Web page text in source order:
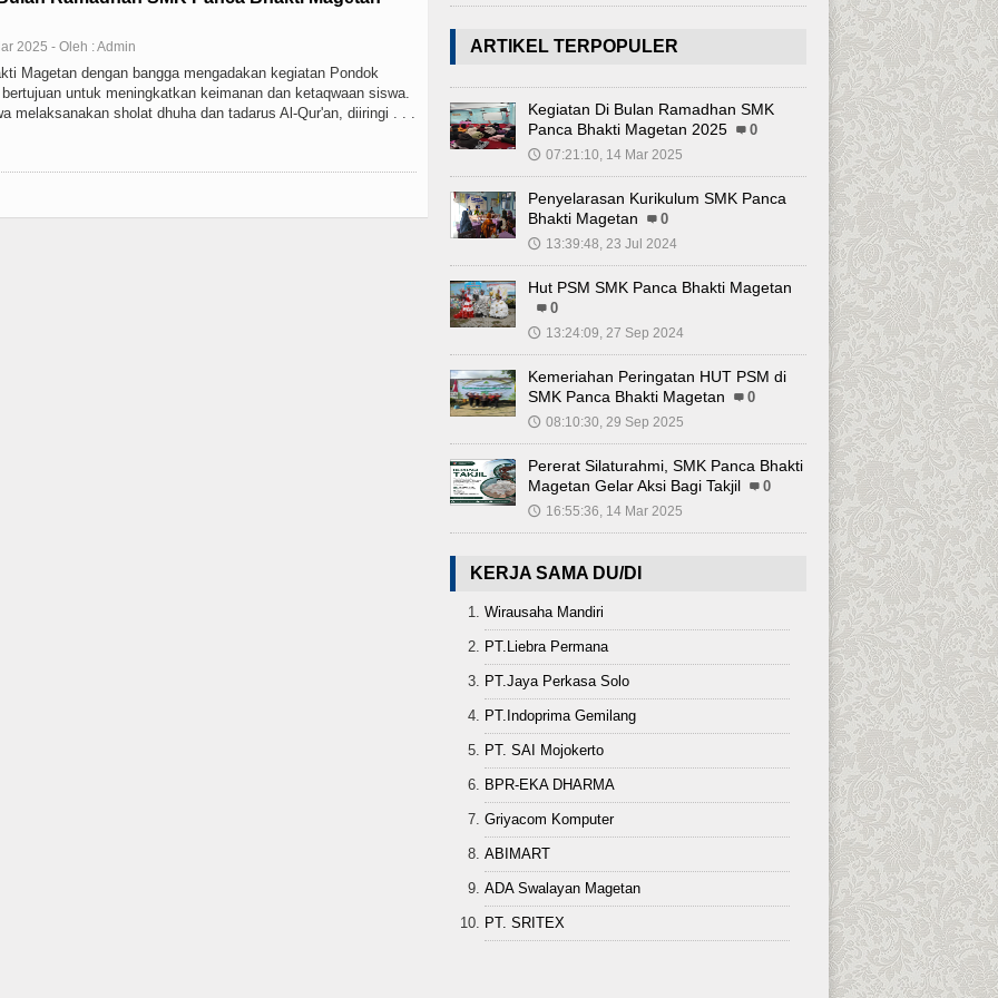
2025 - Oleh : Admin
Magetan dengan bangga mengadakan kegiatan Pondok
untuk meningkatkan keimanan dan ketaqwaan siswa.
melaksanakan sholat dhuha dan tadarus Al-Qur'an, diiringi . . .
ARTIKEL TERPOPULER
Kegiatan Di Bulan Ramadhan SMK
Panca Bhakti Magetan 2025
0
🕔 07:21:10, 14 Mar 2025
Penyelarasan Kurikulum SMK Panca
Bhakti Magetan
0
🕔 13:39:48, 23 Jul 2024
Hut PSM SMK Panca Bhakti Magetan
0
🕔 13:24:09, 27 Sep 2024
Kemeriahan Peringatan HUT PSM di
SMK Panca Bhakti Magetan
0
🕔 08:10:30, 29 Sep 2025
Pererat Silaturahmi, SMK Panca Bhakti
Magetan Gelar Aksi Bagi Takjil
0
🕔 16:55:36, 14 Mar 2025
KERJA SAMA DU/DI
Wirausaha Mandiri
PT.Liebra Permana
PT.Jaya Perkasa Solo
PT.Indoprima Gemilang
PT. SAI Mojokerto
BPR-EKA DHARMA
Griyacom Komputer
ABIMART
ADA Swalayan Magetan
PT. SRITEX